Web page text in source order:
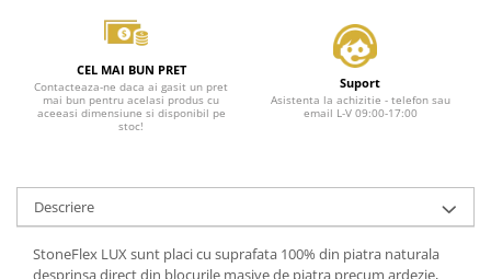
CEL MAI BUN PRET
Contacteaza-ne daca ai gasit un pret
mai bun pentru acelasi produs cu
aceeasi dimensiune si disponibil pe
stoc!
Suport
Asistenta la achizitie - telefon sau
email L-V 09:00-17:00
Descriere
StoneFlex LUX sunt placi cu suprafata 100% din piatra naturala
desprinsa direct din blocurile masive de piatra precum ardezie,